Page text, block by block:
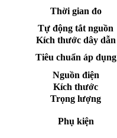
Thời gian đo
Tự động tắt nguồn
Kích thước dây dẫn
Tiêu chuẩn áp dụng
Nguồn điện
Kích thước
Trọng lượng
Phụ kiện